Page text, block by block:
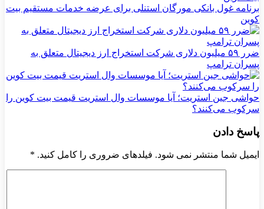
برنامه غول بانکی مورگان استنلی برای عرضه خدمات مستقیم بیت
کوین
ضرر ۵۹ میلیون دلاری شرکت استخراج ارز دیجیتال متعلق به
پسران ترامپ
حواشی جین استریت؛ آیا موسسات وال استریت قیمت بیت کوین را
سرکوب می‌کنند؟
پاسخ دادن
ایمیل شما منتشر نمی شود. فیلدهای ضروری را کامل کنید. *